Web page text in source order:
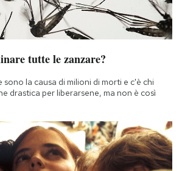
tutte le zanzare?
la causa di milioni di morti e c'è chi
drastica per liberarsene, ma non è così